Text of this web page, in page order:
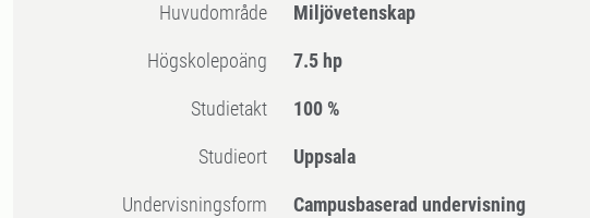
Huvudområde Miljövetenskap
högskolepoäng 7.5 hp
Studietakt 100 %
Studieort Uppsala
Undervisningsform Campusbaserad undervisning